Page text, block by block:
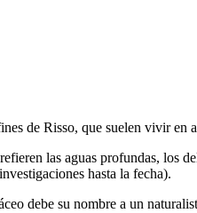
de Risso, que suelen vivir en
las aguas profundas, los
hasta la fecha).
debe su nombre a un